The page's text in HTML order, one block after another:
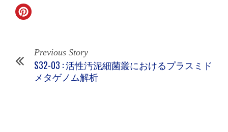
Previous Story
S32-03 : 活性汚泥細菌叢におけるプラスミド
メタゲノム解析